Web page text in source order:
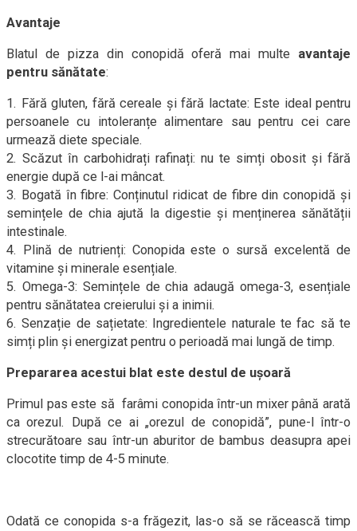
Avantaje
Blatul de pizza din conopidă oferă mai multe avantaje
pentru sănătate:
1. Fără gluten, fără cereale și fără lactate: Este ideal pentru
persoanele cu intoleranțe alimentare sau pentru cei care
urmează diete speciale.
2. Scăzut în carbohidrați rafinați: nu te simți obosit și fără
energie după ce l-ai mâncat.
3. Bogată în fibre: Conținutul ridicat de fibre din conopidă și
semințele de chia ajută la digestie și menținerea sănătății
intestinale.
4. Plină de nutrienți: Conopida este o sursă excelentă de
vitamine și minerale esențiale.
5. Omega-3: Semințele de chia adaugă omega-3, esențiale
pentru sănătatea creierului și a inimii.
6. Senzație de sațietate: Ingredientele naturale te fac să te
simți plin și energizat pentru o perioadă mai lungă de timp.
Prepararea acestui blat este destul de ușoară
Primul pas este să farâmi conopida într-un mixer până arată
ca orezul. După ce ai „orezul de conopidă”, pune-l într-o
strecurătoare sau într-un aburitor de bambus deasupra apei
clocotite timp de 4-5 minute.
Odată ce conopida s-a frăgezit, las-o să se răcească timp